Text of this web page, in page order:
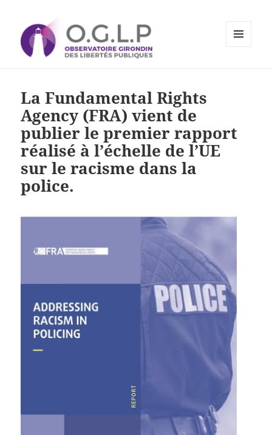
Libertés Publiques
La Fundamental Rights
Agency (FRA) vient de
publier le premier rapport
réalisé à l’échelle de l’UE
sur le racisme dans la
police.